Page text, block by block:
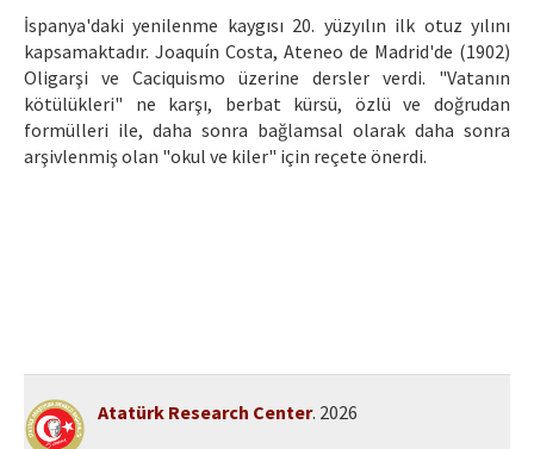
Refereeing Guide
Contact Us
İspanya'daki yenilenme kaygısı 20. yüzyılın ilk otuz yılını
kapsamaktadır. Joaquín Costa, Ateneo de Madrid'de (1902)
Oligarşi ve Caciquismo üzerine dersler verdi. "Vatanın
kötülükleri" ne karşı, berbat kürsü, özlü ve doğrudan
formülleri ile, daha sonra bağlamsal olarak daha sonra
arşivlenmiş olan "okul ve kiler" için reçete önerdi.
Atatürk Research Center. 2026